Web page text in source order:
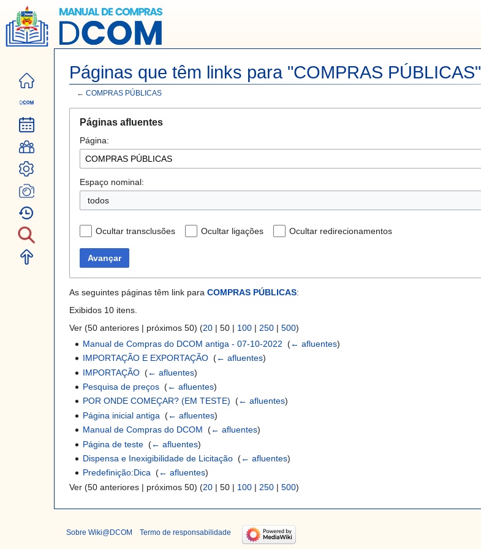
Páginas que têm links para "COMPRAS PÚBLICAS"
← COMPRAS PÚBLICAS
para
navegação
para
pesquisar
Páginas afluentes
Página:
Espaço nominal:
todos
Ocultar transclusões Ocultar ligações Ocultar redirecionamentos
Avançar
As seguintes páginas têm link para COMPRAS PÚBLICAS:
Exibidos 10 itens.
Ver (50 anteriores | próximos 50) (20 | 50 | 100 | 250 | 500)
Manual de Compras do DCOM antiga - 07-10-2022 ‎(← afluentes)
IMPORTAÇÃO E EXPORTAÇÃO ‎(← afluentes)
IMPORTAÇÃO ‎(← afluentes)
Pesquisa de preços ‎(← afluentes)
POR ONDE COMEÇAR? (EM TESTE) ‎(← afluentes)
Página inicial antiga ‎(← afluentes)
Manual de Compras do DCOM ‎(← afluentes)
Página de teste ‎(← afluentes)
Dispensa e Inexigibilidade de Licitação ‎(← afluentes)
Predefinição:Dica ‎(← afluentes)
Ver (50 anteriores | próximos 50) (20 | 50 | 100 | 250 | 500)
Sobre Wiki@DCOM Termo de responsabilidade